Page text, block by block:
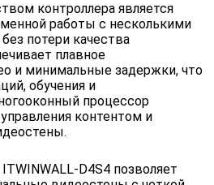
контроллера является
работы с несколькими
потери качества
плавное
и минимальные задержки, что
обучения и
процессор
контентом и
D4S4 позволяет